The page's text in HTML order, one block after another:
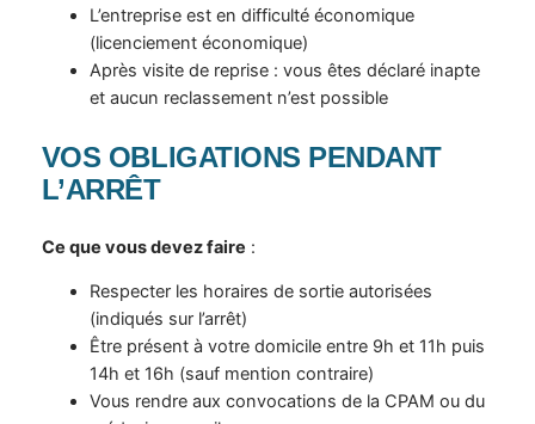
L’entreprise est en difficulté économique
(licenciement économique)
Après visite de reprise : vous êtes déclaré inapte
et aucun reclassement n’est possible
VOS OBLIGATIONS PENDANT
L’ARRÊT
Ce que vous devez faire :
Respecter les horaires de sortie autorisées
(indiqués sur l’arrêt)
Être présent à votre domicile entre 9h et 11h puis
14h et 16h (sauf mention contraire)
Vous rendre aux convocations de la CPAM ou du